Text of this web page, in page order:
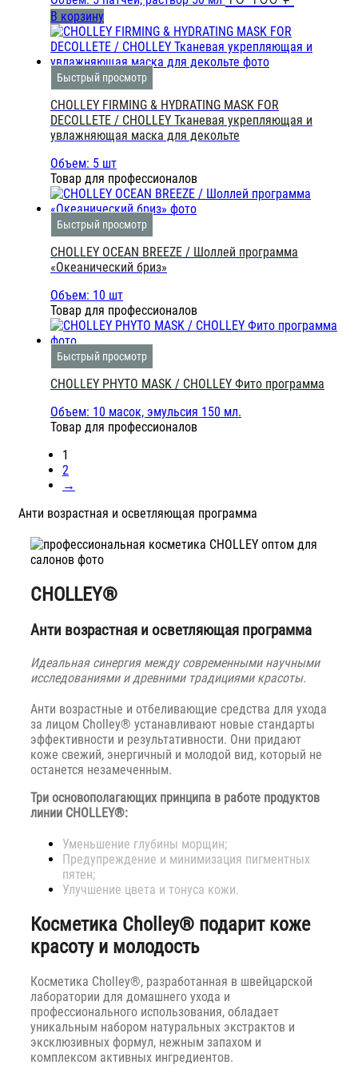
В корзину
Быстрый просмотр
CHOLLEY FIRMING & HYDRATING MASK FOR
DECOLLETE / CHOLLEY Тканевая укрепляющая и
увлажняющая маска для декольте
Объем: 5 шт
Товар для профессионалов
Быстрый просмотр
CHOLLEY OCEAN BREEZE / Шоллей программа
«Океанический бриз»
Объем: 10 шт
Товар для профессионалов
Быстрый просмотр
CHOLLEY PHYTO MASK / CHOLLEY Фито программа
Объем: 10 масок, эмульсия 150 мл.
Товар для профессионалов
1
2
→
Анти возрастная и осветляющая программа
CHOLLEY®
Анти возрастная и осветляющая программа
Идеальная синергия между современными научными
исследованиями и древними традициями красоты.
Анти возрастные и отбеливающие средства для ухода
за лицом Cholley® устанавливают новые стандарты
эффективности и результативности. Они придают
коже свежий, энергичный и молодой вид, который не
останется незамеченным.
Три основополагающих принципа в работе продуктов
линии CHOLLEY®:
Уменьшение глубины морщин;
Предупреждение и минимизация пигментных
пятен;
Улучшение цвета и тонуса кожи.
Косметика Cholley® подарит коже
красоту и молодость
Косметика Cholley®, разработанная в швейцарской
лаборатории для домашнего ухода и
профессионального использования, обладает
уникальным набором натуральных экстрактов и
эксклюзивных формул, нежным запахом и
комплексом активных ингредиентов.